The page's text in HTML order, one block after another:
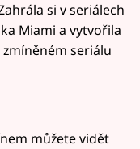
si v seriálech
Miami a vytvořila
seriálu
můžete vidět